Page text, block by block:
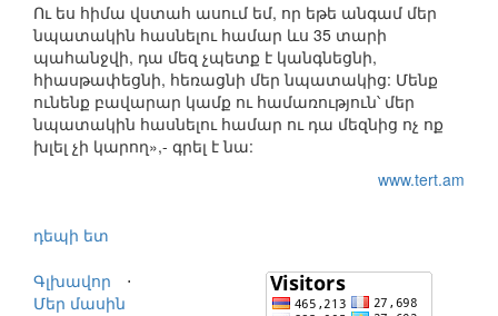
Ու ես հիմա վստահ ասում եմ, որ եթե անգամ մեր
նպատակին հասնելու համար ևս 35 տարի
պահանջվի, դա մեզ չպետք է կանգնեցնի,
հիասթափեցնի, հեռացնի մեր նպատակից: Մենք
ունենք բավարար կամք ու համառություն՝ մեր
նպատակին հասնելու համար ու դա մեզնից ոչ ոք
խլել չի կարող»,- գրել է նա:
www.tert.am
դեպի ետ
Գլխավոր
⋅
Մեր մասին